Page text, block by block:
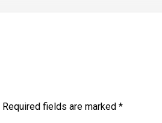
Required fields are marked*